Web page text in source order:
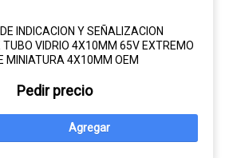
INDICACION Y SEÑALIZACION
VIDRIO 4X10MM 65V EXTREMO
MINIATURA 4X10MM OEM
Pedir precio